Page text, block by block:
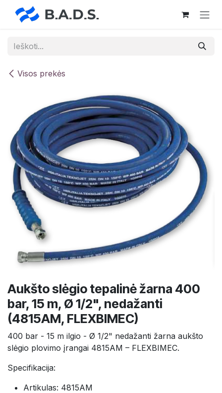
Skip to Content
Visos prekės
Aukšto slėgio tepalinė žarna 400
bar, 15 m, Ø 1/2", nedažanti
(4815AM, FLEXBIMEC)
400 bar - 15 m ilgio - Ø 1/2" nedažanti žarna aukšto
slėgio plovimo įrangai 4815AM – FLEXBIMEC.
Specifikacija:
Artikulas: 4815AM